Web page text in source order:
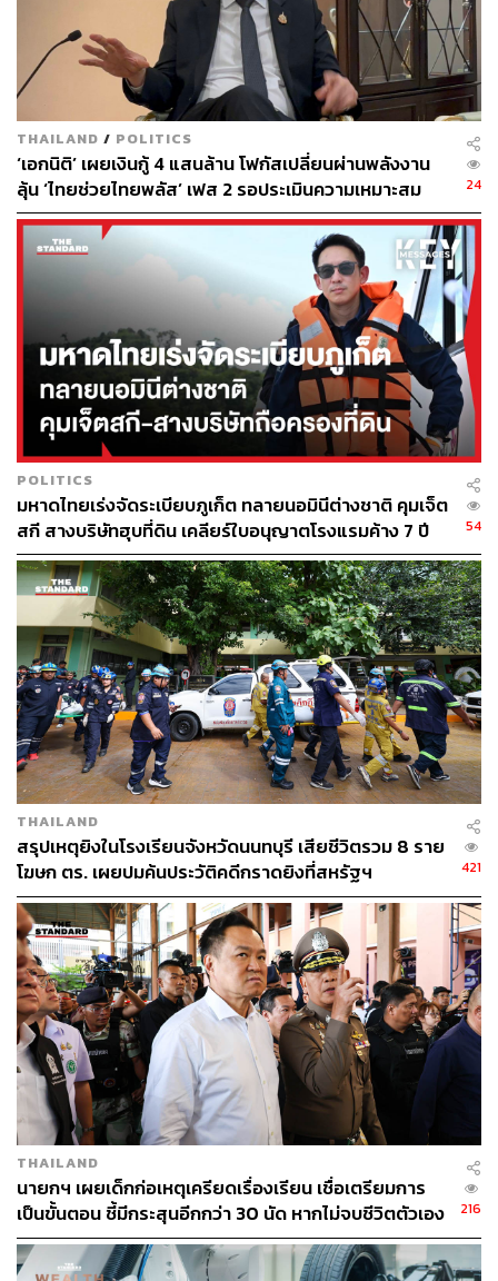
ส่วนร้านค้ารายใหม่ สามารถลงทะเบียนผ่านสาขาของ
ธนาคารกรุงไทยฯ หรือจุดตั้งบูธของกระทรวงมหาดไทยร่วม
กับธนาคารกรุงไทยฯ
ทั้งนี้ กรณีร้านค้าที่ต้องได้รับการยืนยันจากเจ้าหน้าที่ของรัฐ
สามารถติดต่อกับเจ้าหน้าที่กระทรวงมหาดไทย เช่น กำนัน
ผู้ใหญ่บ้าน ปลัดอำเภอ ปลัดเทศบาล เป็นต้น หรือเจ้าหน้าที่
สำนักงานเขตในกรุงเทพมหานคร เพื่อลงนามยืนยันการ
ประกอบกิจการจริงในแบบฟอร์มการสมัครก่อนนำไปยื่นที่
สาขาของธนาคารกรุงไทยฯ หรือจุดตั้งบูธของกระทรวง
มหาดไทยร่วมกับธนาคารกรุงไทยฯ เพื่อดำเนินการเปิด
แอปพลิเคชัน “ถุงเงิน” และสมัครเป็นร้านค้าคนละครึ่ง พลัส
ต่อไป
ทั้งนี้ การยืนยันการประกอบกิจการโดยเจ้าหน้าที่ของรัฐ
ได้แก่ เจ้าหน้าที่กระทรวงมหาดไทย หรือเจ้าหน้าที่สำนักงาน
เขตในกรุงเทพมหานคร ถือเป็นกระบวนการตามปกติที่
ดำเนินการในโครงการคนละครึ่งในระยะก่อนหน้านี้
เนื่องจากโครงการปัจจุบันได้เว้นช่วงจากโครงการคนละครึ่ง
ระยะก่อนหน้ามาพอสมควร ดังนั้น จึงจำเป็นต้องให้มีขั้นตอน
ยืนยันการประกอบกิจการโดยเจ้าหน้าที่ของรัฐอีกครั้งหนึ่ง
อย่างไรก็ดี สำหรับร้านค้าบางรายที่เคยเข้าร่วมโครงการ
คนละครึ่ง เฟส 5 และเป็นผู้ที่กระทรวงการคลังมีฐานข้อมูล
สามารถตรวจสอบได้ว่ายังคงประกอบกิจการอยู่ เช่น ผู้
ประกอบการขนส่งที่มีใบอนุญาตขับขี่รถสาธารณะ ร้านธงฟ้า
ร้าน OTOP เป็นต้น
กระทรวงการคลังได้ใช้ฐานข้อมูลดังกล่าวเพื่อการอำนวย
ความสะดวกโดยลดขั้นตอนไม่ต้องให้ร้านค้ากลุ่มนี้ขอรับ
การยืนยันการประกอบกิจการจากเจ้าหน้าที่ของรัฐอีก แต่
สามารถกดปุ่มโครงการในแอปพลิเคชันถุงเงินเพื่อเข้าร่วม
โครงการได้ทันที
วิธีลงทะเบียนประชาชนทั่วไป
ในส่วนของการลงทะเบียนสำหรับประชาชนที่สนใจเข้าร่วม
โครงการฯ ประชาชนสามารถเตรียมความพร้อมสำหรับการ
ลงทะเบียนเข้าร่วมโครงการฯ ได้ตั้งแต่วันนี้เป็นต้นไป โดย
การติดตั้งแอปพลิเคชัน ‘เป๋าตัง’ และยืนยันตัวตน G-Wallet ใน
แอปพลิเคชัน ‘เป๋าตัง’
ทั้งนี้ โครงการฯ จะเปิดให้เริ่มลงทะเบียนสำหรับประชาชนวัน
แรกในวันจันทร์ที่ 20 ตุลาคม 2568 ถึงวันที่ 26 ตุลาคม 2568
เวลา 06.00 – 22.00 น. จนกว่าจะครบจำนวน 20 ล้านคน
THAILAND / POLITICS
‘เอกนิติ’ เผยเงินกู้ 4 แสนล้าน โฟกัสเปลี่ยนผ่านพลังงาน
ลุ้น ‘ไทยช่วยไทยพลัส’ เฟส 2 รอประเมินความเหมาะสม
24
POLITICS
มหาดไทยเร่งจัดระเบียบภูเก็ต ทลายนอมินีต่างชาติ คุมเจ็ต
สกี สางบริษัทฮุบที่ดิน เคลียร์ใบอนุญาตโรงแรมค้าง 7 ปี
54
THAILAND
สรุปเหตุยิงในโรงเรียนจังหวัดนนทบุรี เสียชีวิตรวม 8 ราย
โฆษก ตร. เผยปมค้นประวัติคดีกราดยิงที่สหรัฐฯ
421
THAILAND
นายกฯ เผยเด็กก่อเหตุเครียดเรื่องเรียน เชื่อเตรียมการ
เป็นขั้นตอน ชี้มีกระสุนอีกกว่า 30 นัด หากไม่จบชีวิตตัวเอง
อาจสูญเสียเพิ่ม
216